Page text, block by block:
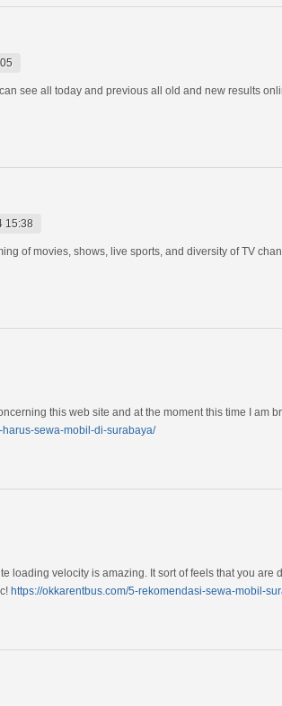
see all today and previous all old and new results
15:38
of movies, shows, live sports, and diversity of TV
this web site and at the moment this time I am
sewa-mobil-di-surabaya/
loading velocity is amazing. It sort of feels that you
https://okkarentbus.com/5-rekomendasi-sewa-mobil-